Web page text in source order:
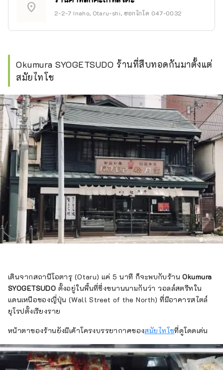
location_on 2-2-7 Inaho, Otaru-shi, ฮอกไกโด 047-0032
Okumura SYOGETSUDO ร้านที่สืบทอดกันมาตั้งแต่
สมัยไทโช
เดินจากสถานีโอตารุ (Otaru) แค่ 5 นาที ก็จะพบกับร้านOkumura
SYOGETSUDO ตั้งอยู่ในพื้นที่ซึ่งขนานนามกันว่า วอลล์สตรีทใน
แดนเหนือของญี่ปุ่น (Wall Street of the North) ที่มีอาคารสไตล์
ยุโรปตั้งเรียงราย
หน้าตาของร้านยังมีเค้าโครงบรรยากาศของสมัยไทโชที่ดูโดดเด่น